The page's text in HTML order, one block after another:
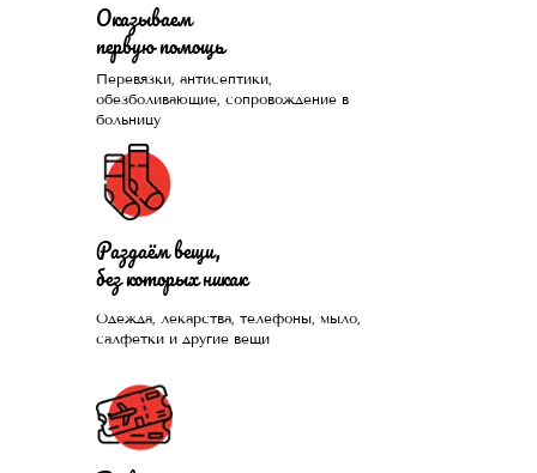
Перевязки, антисептики,
обезболивающие, сопровождение в
больницу
Оказываем
первую помощь
Одежда, лекарства, телефоны, мыло,
салфетки и другие вещи
Раздаём вещи,
без которых никак
Помогли больше, чем
1300 нуждающихся и
продолжаем это
делать каждый день
ПРИСОЕДИНИТЬСЯ